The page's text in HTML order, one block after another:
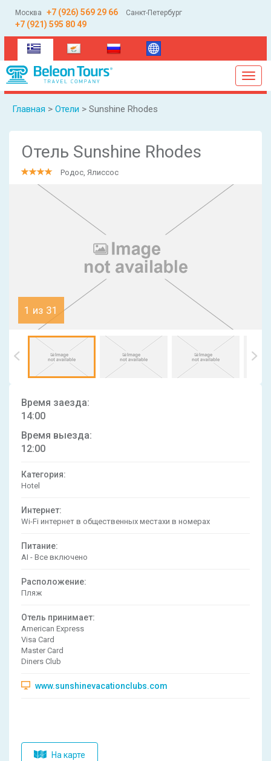
Москва +7 (926) 569 29 66 Санкт-Петербург
+7 (921) 595 80 49
(current)
Главная > Отели > Sunshine Rhodes
Отель Sunshine Rhodes
Родос, Ялиссос
1 из 31
Время заезда:
14:00
Время выезда:
12:00
Категория:
Hotel
Интернет:
Wi-Fi интернет в общественных местахи в номерах
Питание:
AI - Все включено
Расположениe:
Пляж
Отель принимает:
American Express
Visa Card
Master Card
Diners Club
www.sunshinevacationclubs.com
На карте